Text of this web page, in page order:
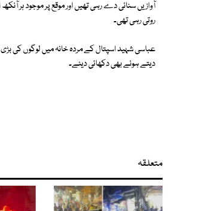
روتی رہی تھی۔
عباسی شہید اسپتال کے مردہ خانہ میں لوگوں کی
دیتے ہوئے بھی دکھائی دیئے۔
متعلقہ